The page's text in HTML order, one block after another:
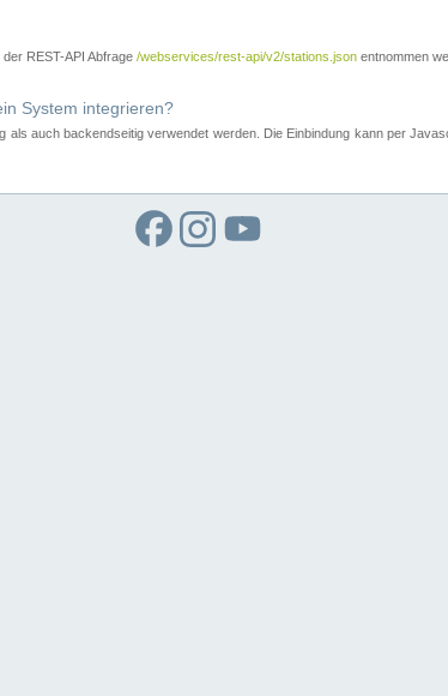
REST-API Abfrage /webservices/rest-api/v2/stations.json entnommen
System integrieren?
als auch backendseitig verwendet werden. Die Einbindung kann per